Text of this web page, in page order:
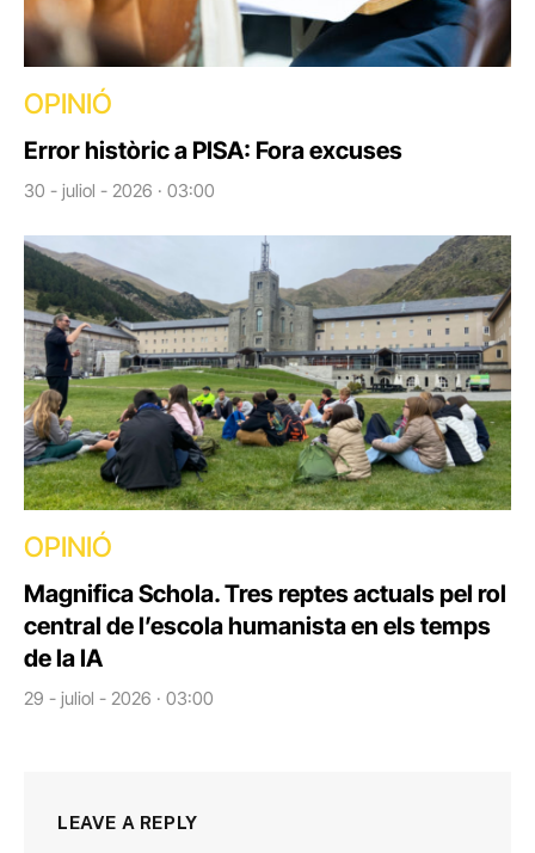
OPINIÓ
Error històric a PISA: Fora excuses
30 - juliol - 2026 · 03:00
OPINIÓ
Magnifica Schola. Tres reptes actuals pel rol
central de l’escola humanista en els temps
de la IA
29 - juliol - 2026 · 03:00
LEAVE A REPLY